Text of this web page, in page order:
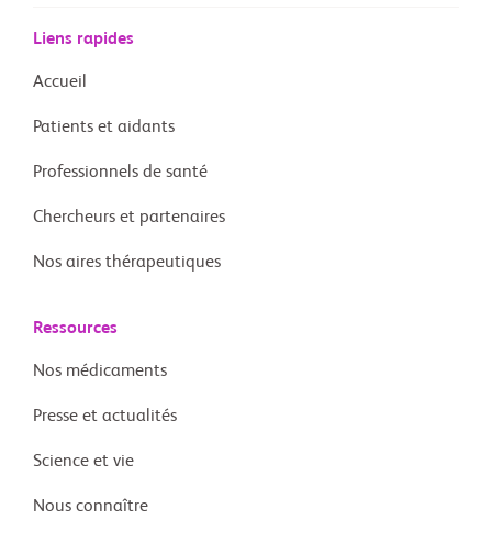
Liens rapides
Accueil
Patients et aidants
Professionnels de santé
Chercheurs et partenaires
Nos aires thérapeutiques
Ressources
Nos médicaments
Presse et actualités
Science et vie
Nous connaître